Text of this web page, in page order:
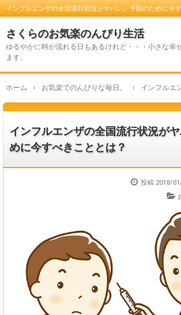
インフルエンザの全国流行状況がヤバい。予防のために今
さくらのお気楽のんびり生活
ゆるやかに時が流れる日もあるけれど・・・小さな幸
ます。
ホーム › お気楽でのんびりな毎日。 › インフルエ
インフルエンザの全国流行状況が
めに今すべきこととは？
投稿 2018/